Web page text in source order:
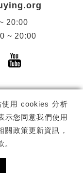
使用 cookies 分析
示您同意我們使用
政策更新資訊，
。
20:00
~ 20:00
窗)
新視窗)另開新視
YouTube(另開
訂閱
藝術文化中心